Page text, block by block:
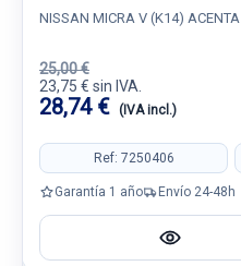
NISSAN MICRA V (K14) ACENTA
25,00 €
23,75 € sin IVA.
28,74 € (IVA incl.)
Ref: 7250406
Garantía 1 año Envío 24-48h